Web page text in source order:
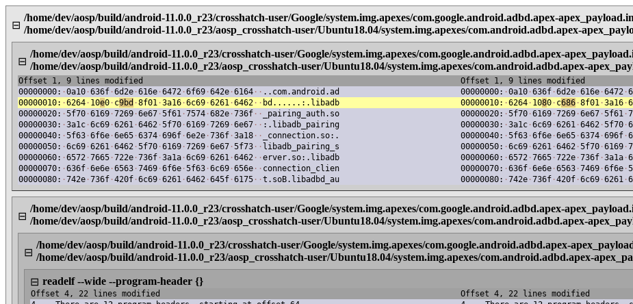
⊟
/home/dev/aosp/build/android-11.0.0_r23/crosshatch-user/Google/system.img.apexes/com.google.android.adbd.apex-
/home/dev/aosp/build/android-11.0.0_r23/aosp_crosshatch-user/Ubuntu18.04/system.img.apexes/com.android.adbd.apex-
⊟
/home/dev/aosp/build/android-11.0.0_r23/crosshatch-user/Google/system.img.apexes/com.google.android.adbd.apex-
/home/dev/aosp/build/android-11.0.0_r23/aosp_crosshatch-user/Ubuntu18.04/system.img.apexes/com.android.adbd.apex-
Offset 1, 9 lines modified
Offset 1, 9 lines modified
00000000: ·0a10 ·636f ·6d2e ·616e ·6472 ·6f69 ·642e ·6164 · · ..com.android.ad 00000000: ·0a10 ·636f ·6d2e ·616e ·6472 ·
00000010: ·6264 · 10e0 · c9bd ·8f01 ·3a16 ·6c69 ·6261 ·6462 · · bd......:.libadb 00000010: ·6264 · 1080 · c686 ·8f01 ·3a16 ·
00000020: ·5f70 ·6169 ·7269 ·6e67 ·5f61 ·7574 ·682e ·736f · · _pairing_auth.so 00000020: ·5f70 ·6169 ·7269 ·6e67 ·5f61 ·
00000030: ·3a1c ·6c69 ·6261 ·6462 ·5f70 ·6169 ·7269 ·6e67 · · :.libadb_pairing 00000030: ·3a1c ·6c69 ·6261 ·6462 ·5f70 ·
00000040: ·5f63 ·6f6e ·6e65 ·6374 ·696f ·6e2e ·736f ·3a18 · · _connection.so:. 00000040: ·5f63 ·6f6e ·6e65 ·6374 ·696f ·
00000050: ·6c69 ·6261 ·6462 ·5f70 ·6169 ·7269 ·6e67 ·5f73 · · libadb_pairing_s 00000050: ·6c69 ·6261 ·6462 ·5f70 ·6169 ·
00000060: ·6572 ·7665 ·722e ·736f ·3a1a ·6c69 ·6261 ·6462 · ·erver.so:.libadb 00000060: ·6572 ·7665 ·722e ·736f ·3a1a ·
00000070: ·636f ·6e6e ·6563 ·7469 ·6f6e ·5f63 ·6c69 ·656e · · connection_clien 00000070: ·636f ·6e6e ·6563 ·7469 ·6f6e ·
00000080: ·742e ·736f ·420f ·6c69 ·6261 ·6462 ·645f ·6175 · ·t.soB.libadbd_au 00000080: ·742e ·736f ·420f ·6c69 ·6261 ·
⊟
/home/dev/aosp/build/android-11.0.0_r23/crosshatch-user/Google/system.img.apexes/com.google.android.adbd.apex-
/home/dev/aosp/build/android-11.0.0_r23/aosp_crosshatch-user/Ubuntu18.04/system.img.apexes/com.android.adbd.apex-
⊟
/home/dev/aosp/build/android-11.0.0_r23/crosshatch-user/Google/system.img.apexes/com.google.android.adbd.apex-
/home/dev/aosp/build/android-11.0.0_r23/aosp_crosshatch-user/Ubuntu18.04/system.img.apexes/com.android.adbd.apex-
⊟ readelf --wide --program-header {}
Offset 4, 22 lines modified
Offset 4, 22 lines modified